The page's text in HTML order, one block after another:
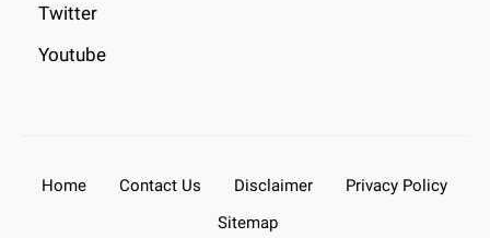
Twitter
Youtube
Home Contact Us Disclaimer
Privacy Policy
Sitemap